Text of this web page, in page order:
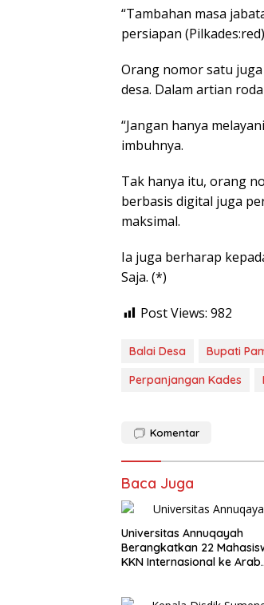
“Tambahan masa
persiapan
Orang nomor satu
desa. Dalam artian
“Jangan hanya
imbuhnya.
Tak hanya itu, orang
berbasis digital juga
maksimal.
Ia juga berharap
Saja. (*)
Post Views: 982
Balai Desa Bupati
Perpanjangan Kades
Komentar
Baca Juga
Universitas Annuqayah
Berangkatkan 22
KKN Internasional ke Arab